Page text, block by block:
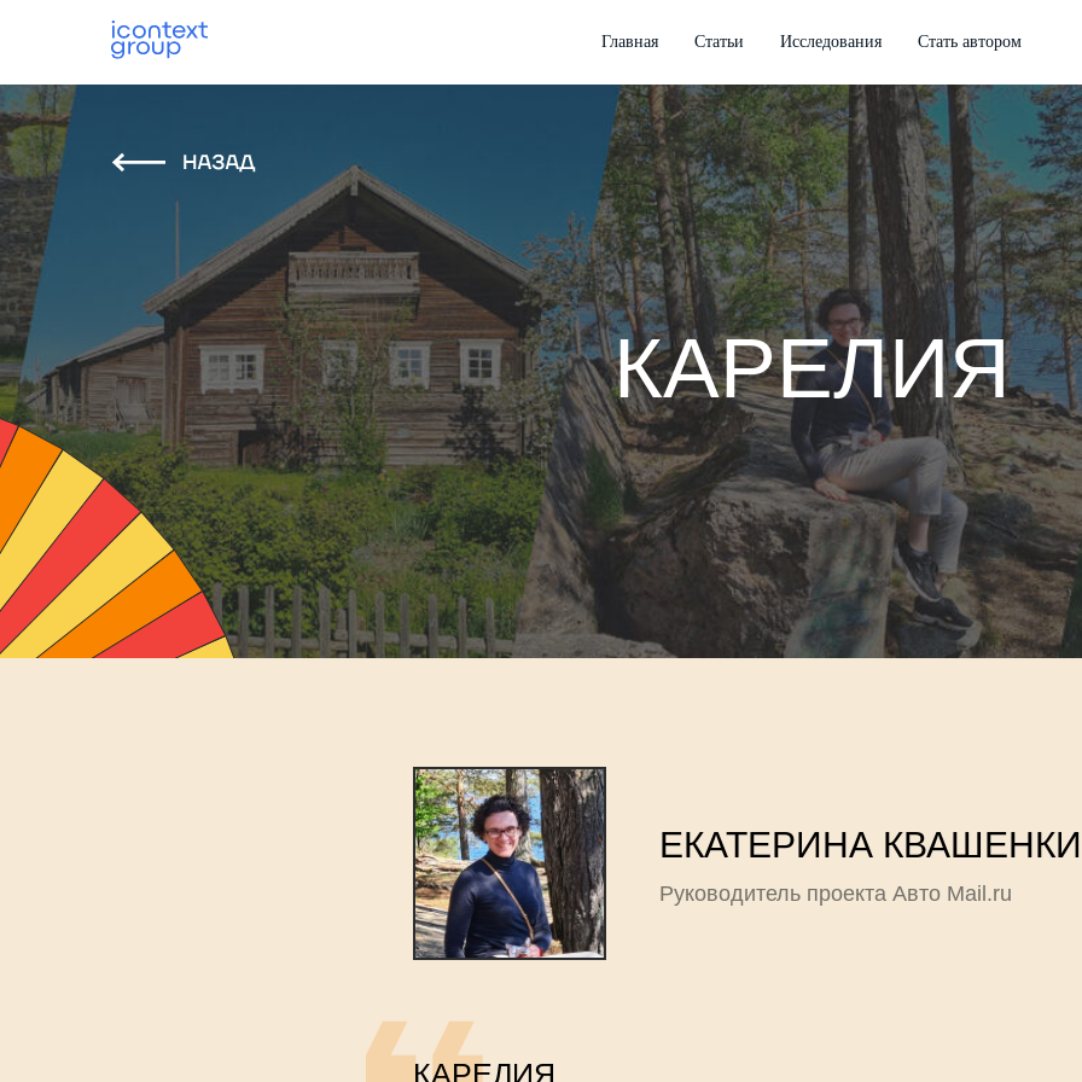
Главная Статьи Исследования Стать автором
КАРЕЛИЯ
ЕКАТЕРИНА
Руководитель проекта Авто Mail.ru
КАРЕЛИЯ